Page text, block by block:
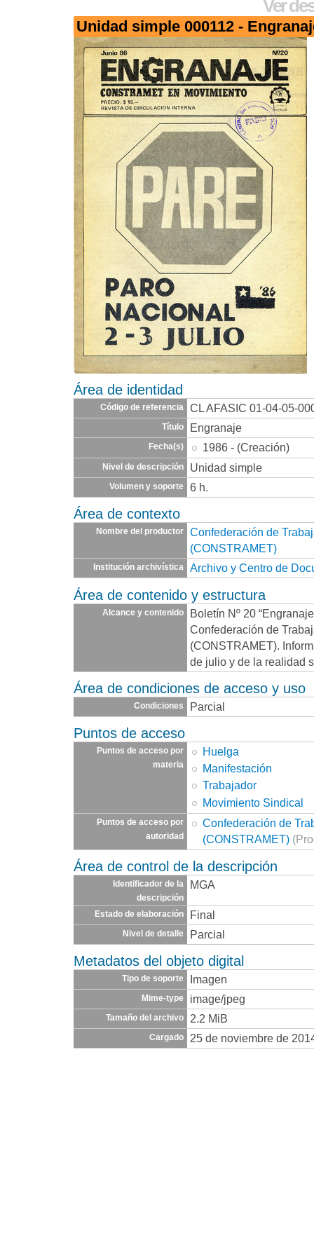
Ver
Unidad simple 000112 -
Área de identidad
Código de referencia CL AFASIC 01-04-05-
Título Engranaje
Fecha(s) 1986 - (Creación)
Nivel de descripción Unidad simple
Volumen y soporte 6 h.
Área de contexto
Nombre del productor
Confederación de
(CONSTRAMET)
Institución archivística Archivo y Centro de
Área de contenido y estructura
Alcance y contenido
Boletín Nº 20
Confederación de
(CONSTRAMET).
de julio y de la realidad
Área de condiciones de acceso y uso
Condiciones Parcial
Puntos de acceso
Puntos de acceso por
materia
Huelga
Manifestación
Trabajador
Movimiento Sindical
Puntos de acceso por
autoridad
Confederación de
(CONSTRAMET)
Área de control de la descripción
Identificador de la
descripción
MGA
Estado de elaboración Final
Nivel de detalle Parcial
Metadatos del objeto digital
Tipo de soporte Imagen
Mime-type image/jpeg
Tamaño del archivo 2.2 MiB
Cargado 25 de noviembre de